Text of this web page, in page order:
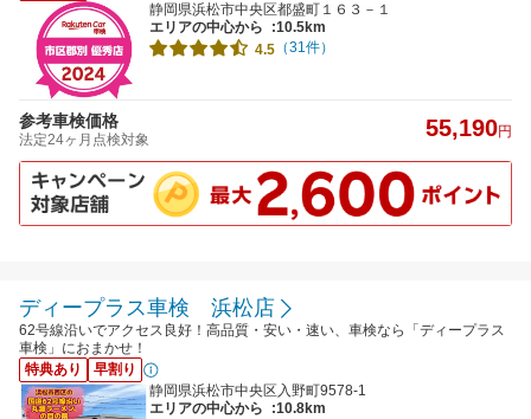
静岡県浜松市中央区都盛町１６３－１
エリアの中心から
:10.5km
4.5 （31件）
参考車検価格
法定24ヶ月点検対象 55,190円
ディープラス車検 浜松店
62号線沿いでアクセス良好！高品質・安い・速い、車検なら「ディープラス
車検」におまかせ！
特典あり
早割り
静岡県浜松市中央区入野町9578-1
エリアの中心から
:10.8km